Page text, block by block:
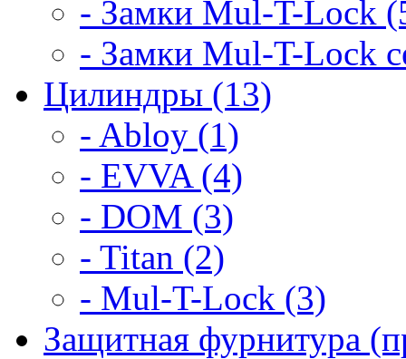
- Замки Mul-T-Lock
- Замки Mul-T-Lock
Цилиндры (13)
- Abloy (1)
- EVVA (4)
- DOM (3)
- Titan (2)
- Mul-T-Lock (3)
Защитная фурнитура